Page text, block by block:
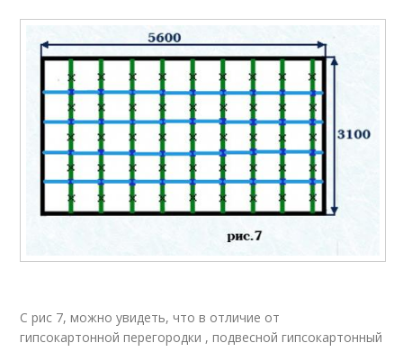
С рис 7, можно увидеть, что в отличие от
гипсокартонной перегородки , подвесной гипсокартонный